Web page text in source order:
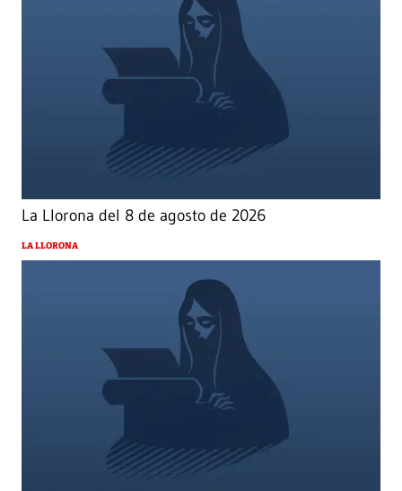
La Llorona del 8 de agosto de 2026
LA LLORONA